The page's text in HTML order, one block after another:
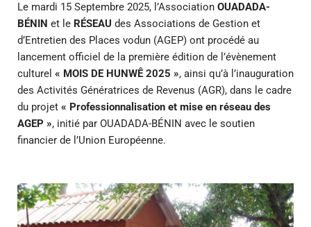
Le mardi 15 Septembre 2025, l’Association OUADADA-
BÉNIN et le RÉSEAU des Associations de Gestion et
d’Entretien des Places vodun (AGEP) ont procédé au
lancement officiel de la première édition de l’évènement
culturel « MOIS DE HUNWÊ 2025 », ainsi qu’à l’inauguration
des Activités Génératrices de Revenus (AGR), dans le cadre
du projet « Professionnalisation et mise en réseau des
AGEP », initié par OUADADA-BÉNIN avec le soutien
financier de l’Union Européenne.